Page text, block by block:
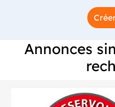
Annonces